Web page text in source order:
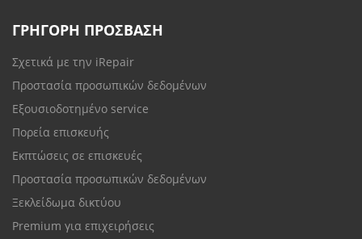
ΓΡΗΓΟΡΗ ΠΡΟΣΒΑΣΗ
Σχετικά με την iRepair
Προστασία προσωπικών δεδομένων
Εξουσιοδοτημένο service
Πορεία επισκευής
Εκπτώσεις σε επισκευές
Προστασία προσωπικών δεδομένων
Ξεκλείδωμα δικτύου
Premium για επιχειρήσεις